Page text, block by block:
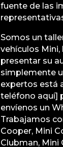
fuente de las
Somos un
vehículos
presentar su
simplemente
expertos está
teléfono aquí]
envíenos un
Trabajamos
Cooper, Mini
Clubman, Mini